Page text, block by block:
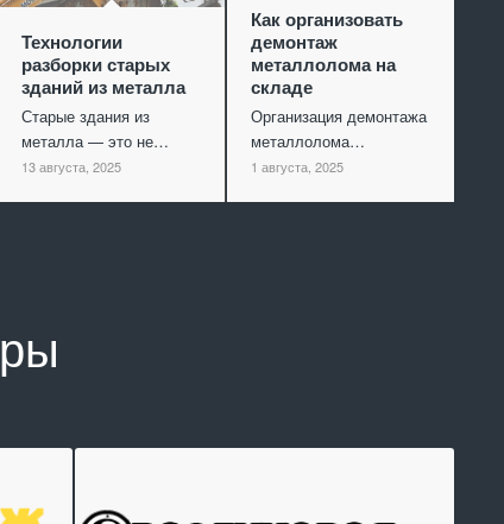
Технологии
разборки старых
зданий из металла
Старые здания из
металла — это не…
13 августа, 2025
Как организовать
демонтаж
металлолома на
складе
Организация демонтажа
металлолома…
1 августа, 2025